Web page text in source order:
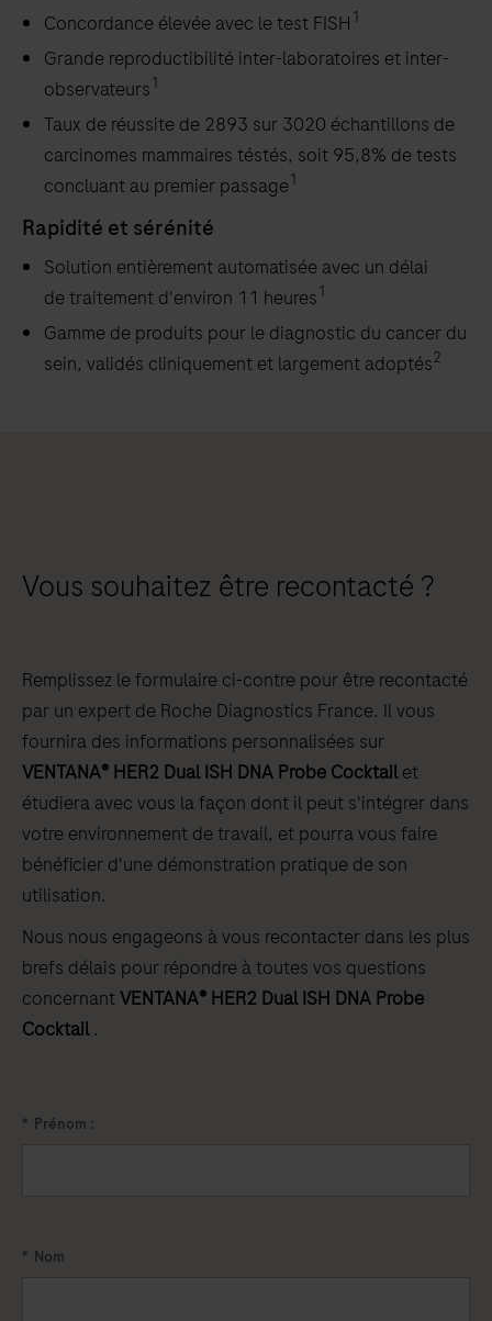
Concordance élevée avec le test FISH 1
Grande reproductibilité inter-laboratoires et inter-
observateurs1
Taux de réussite de 2893 sur 3020 échantillons de
carcinomes mammaires téstés, soit 95,8% de tests
concluant au premier passage1
Rapidité et sérénité
Solution entièrement automatisée avec un délai
de traitement d'environ 11 heures1
Gamme de produits pour le diagnostic du cancer du
sein, validés cliniquement et largement adoptés2
Vous souhaitez être recontacté ?
Remplissez le formulaire ci-contre pour être recontacté
par un expert de Roche Diagnostics France. Il vous
fournira des informations personnalisées sur
VENTANA® HER2 Dual ISH DNA Probe Cocktailet
étudiera avec vous la façon dont il peut s'intégrer dans
votre environnement de travail, et pourra vous faire
bénéficier d'une démonstration pratique de son
utilisation.
Nous nous engageons à vous recontacter dans les plus
brefs délais pour répondre à toutes vos questions
concernantVENTANA® HER2 Dual ISH DNA Probe
Cocktail.
* Prénom :
* Nom